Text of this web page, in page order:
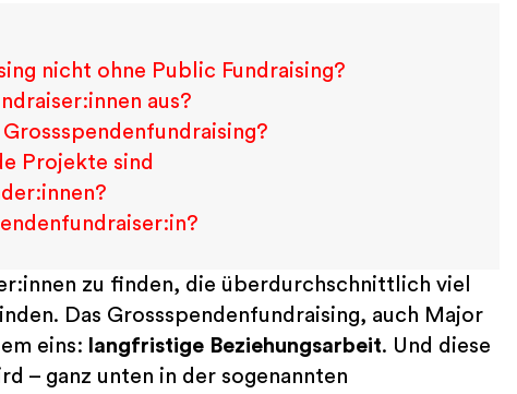
nicht ohne Public Fundraising?
aus?
Projekte sind
zu finden, die überdurchschnittlich viel
Das Grossspendenfundraising, auch Major
eins: langfristige Beziehungsarbeit. Und diese
– ganz unten in der sogenannten